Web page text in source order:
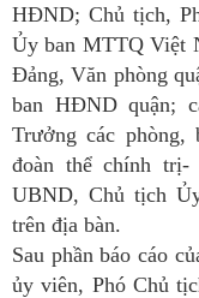
HĐND; Chủ tịch,
Ủy ban MTTQ Việt
Đảng, Văn phòng
ban HĐND quận;
Trưởng các phòng,
đoàn thể chính
UBND, Chủ tịch
trên địa bàn.
Sau phần báo cáo
ủy viên, Phó Chủ